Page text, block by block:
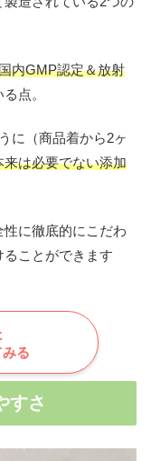
内GMP認定＆放射
点。
に（商品着から2ヶ
来は必要でない添加
に徹底的にこだわ
ことができます
る
すさ